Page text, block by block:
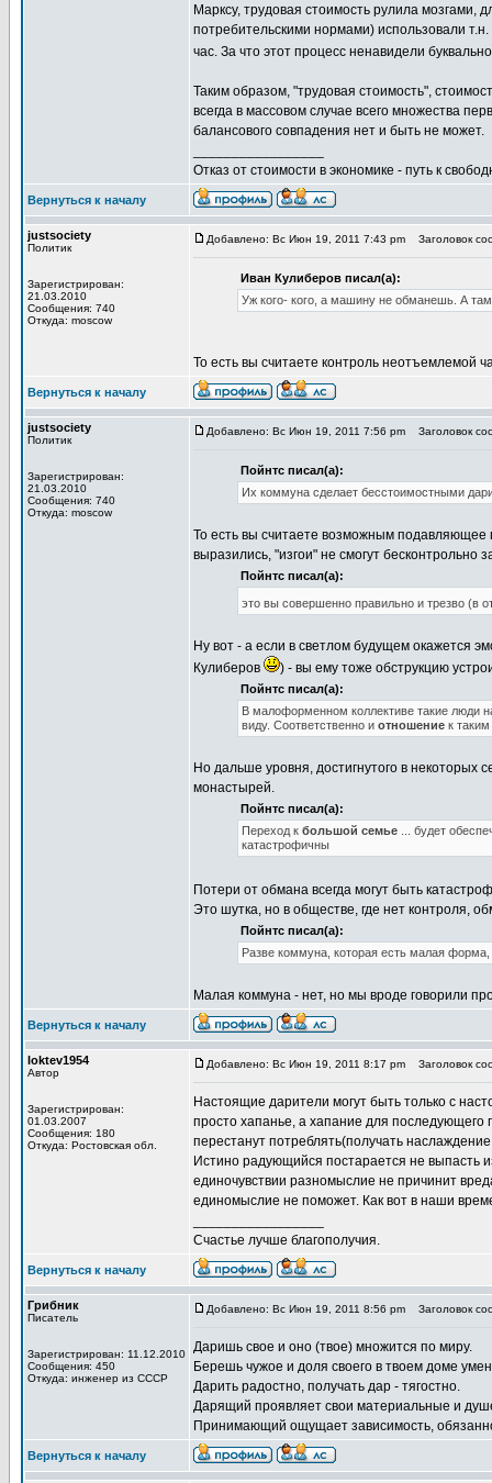
Марксу, трудовая стоимость рулила мозгами,
потребительскими нормами) использовали
час. За что этот процесс ненавидели
Таким образом, "трудовая стоимость",
всегда в массовом случае всего множества
балансового совпадения нет и быть не может.
Отказ от стоимости в экономике - путь к
Вернуться к началу
justsociety
Политик
Зарегистрирован:
21.03.2010
Сообщения: 740
Откуда: moscow
Добавлено: Вс Июн 19, 2011 7:43 pm Заголовок
Иван Кулиберов писал(а):
Уж кого- кого, а машину не обманешь. А
То есть вы считаете контроль неотъемлемой
Вернуться к началу
justsociety
Политик
Зарегистрирован:
21.03.2010
Сообщения: 740
Откуда: moscow
Добавлено: Вс Июн 19, 2011 7:56 pm Заголовок
Пойнтс писал(а):
Их коммуна сделает бесстоимостными
То есть вы считаете возможным подавляющее
выразились, "изгои" не смогут бесконтрольно
Пойнтс писал(а):
это вы совершенно правильно и трезво (в
Ну вот - а если в светлом будущем окажется
Кулиберов
) - вы ему тоже обструкцию
Пойнтс писал(а):
В малоформенном коллективе такие люди
виду. Соответственно и отношение к
Но дальше уровня, достигнутого в некоторых
монастырей.
Пойнтс писал(а):
Переход к большой семье ... будет
катастрофичны
Потери от обмана всегда могут быть
Это шутка, но в обществе, где нет контроля,
Пойнтс писал(а):
Разве коммуна, которая есть малая форма,
Малая коммуна - нет, но мы вроде говорили
Вернуться к началу
loktev1954
Автор
Зарегистрирован:
01.03.2007
Сообщения: 180
Откуда: Ростовская обл.
Добавлено: Вс Июн 19, 2011 8:17 pm Заголовок
Настоящие дарители могут быть только с
просто хапанье, а хапание для
перестанут потреблять(получать
Истино радующийся постарается не выпасть
единочувствии разномыслие не причинит
единомыслие не поможет. Как вот в наши
Счастье лучше благополучия.
Вернуться к началу
Грибник
Писатель
Зарегистрирован: 11.12.2010
Сообщения: 450
Откуда: инженер из СССР
Добавлено: Вс Июн 19, 2011 8:56 pm Заголовок
Даришь свое и оно (твое) множится по миру.
Берешь чужое и доля своего в твоем доме
Дарить радостно, получать дар - тягостно.
Дарящий проявляет свои материальные и
Принимающий ощущает зависимость,
Вернуться к началу